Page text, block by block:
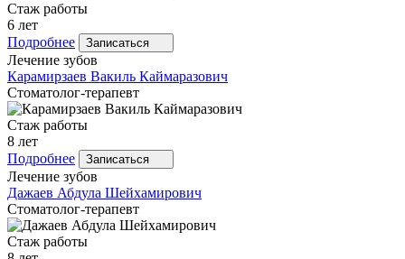
Стаж работы
6 лет
Подробнее
Записаться
Лечение зубов
Карамирзаев Вакиль Каймаразович
Стоматолог-терапевт
Стаж работы
8 лет
Подробнее
Записаться
Лечение зубов
Дажаев Абдула Шейхамирович
Стоматолог-терапевт
Стаж работы